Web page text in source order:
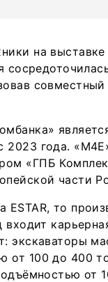
на выставке
2023 года.
«ГПБ
части
то
экскаваторы
от 100 до 400
от